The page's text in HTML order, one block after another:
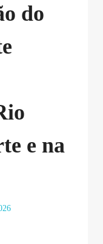
do
e na